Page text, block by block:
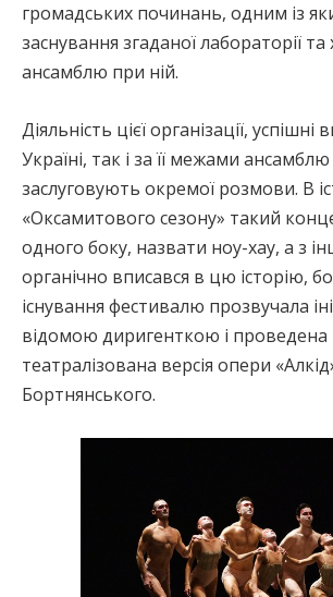
громадських починань, одним із
заснування згаданої лабораторії
ансамблю при ній.
Діяльність цієї організації, успішні
Україні, так і за її межами
заслуговують окремої розмови. В
«Оксамитового сезону» такий
одного боку, назвати ноу-хау, а з
органічно вписався в цю історію,
існування фестивалю прозвучала
відомою диригенткою і проведена
театралізована версія опери
Бортнянського.